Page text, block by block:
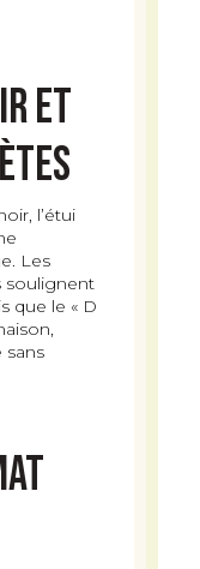
et
l’étui
Les
soulignent
que le « D
sans